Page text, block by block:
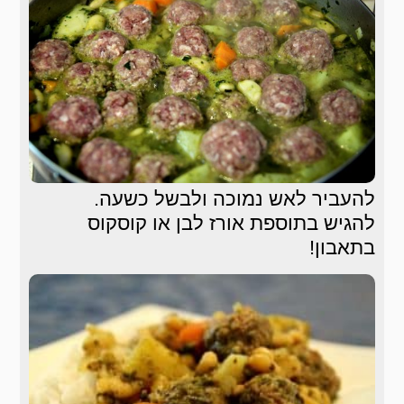
להעביר לאש נמוכה ולבשל כשעה.
להגיש בתוספת אורז לבן או קוסקוס
בתאבון!